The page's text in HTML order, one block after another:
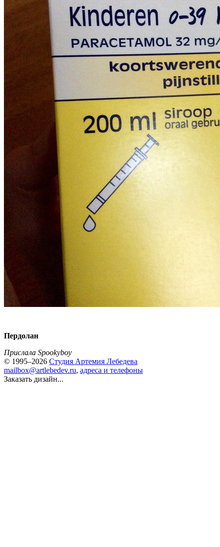
Пердолан
Прислала Spookyboy
© 1995–2026 Студия Артемия Лебедева
mailbox@artlebedev.ru, адреса и телефоны
Заказать дизайн...